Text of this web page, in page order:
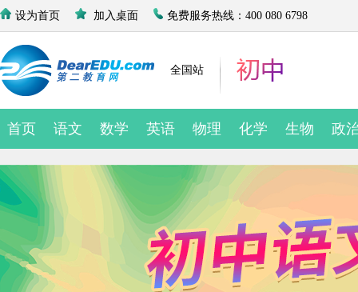
设为首页 加入桌面 免费服务热线：400 080 6798
全国站
首页 语文 数学 英语 物理 化学 生物 政